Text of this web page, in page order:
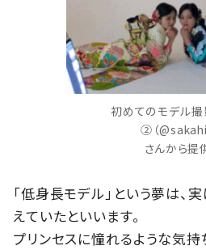
初めてのモデル
②（
さんから提
「低身長モデル」という夢は、
えていたといいます。
プリンセスに憧れるような気